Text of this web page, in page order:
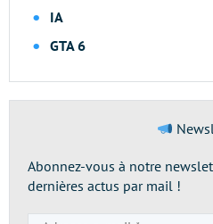
IA
GTA 6
Abonnez-vous à notre
dernières actus par mail !